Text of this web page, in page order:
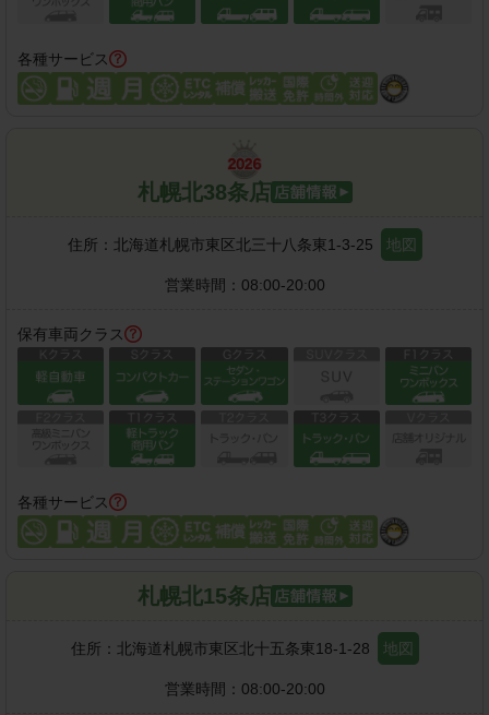
各種サービス
札幌北38条店
住所： 北海道札幌市東区北三十八条東1-3-25 地図
営業時間： 08:00-20:00
保有車両クラス
各種サービス
札幌北15条店
住所： 北海道札幌市東区北十五条東18-1-28 地図
営業時間： 08:00-20:00